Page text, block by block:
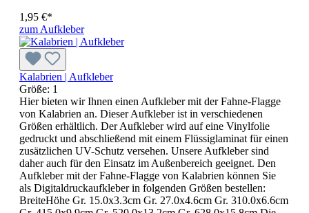
1,95 €*
zum Aufkleber
Kalabrien | Aufkleber
Größe: 1
Hier bieten wir Ihnen einen Aufkleber mit der Fahne-Flagge
von Kalabrien an. Dieser Aufkleber ist in verschiedenen
Größen erhältlich. Der Aufkleber wird auf eine Vinylfolie
gedruckt und abschließend mit einem Flüssiglaminat für einen
zusätzlichen UV-Schutz versehen. Unsere Aufkleber sind
daher auch für den Einsatz im Außenbereich geeignet. Den
Aufkleber mit der Fahne-Flagge von Kalabrien können Sie
als Digitaldruckaufkleber in folgenden Größen bestellen:
BreiteHöhe Gr. 15.0x3.3cm Gr. 27.0x4.6cm Gr. 310.0x6.6cm